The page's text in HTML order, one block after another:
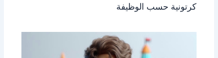
كرتونية حسب الوظيفة